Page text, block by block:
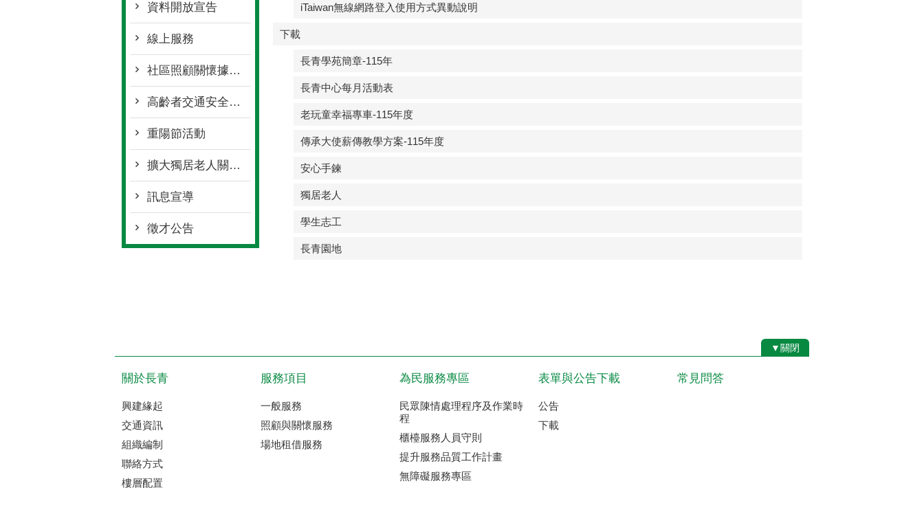
資料開放宣告
線上服務
社區照顧關懷據點專區
高齡者交通安全專區
重陽節活動
擴大獨居老人關懷服務專區
訊息宣導
徵才公告
iTaiwan無線網路登入使用方式異動說明
下載
長青學苑簡章-115年
長青中心每月活動表
老玩童幸福專車-115年度
傳承大使薪傳教學方案-115年度
安心手鍊
獨居老人
學生志工
長青園地
▼關閉
關於長青
興建緣起
交通資訊
組織編制
聯絡方式
樓層配置
服務項目
一般服務
照顧與關懷服務
場地租借服務
為民服務專區
民眾陳情處理程序及作業時
程
櫃檯服務人員守則
提升服務品質工作計畫
無障礙服務專區
表單與公告下載
公告
下載
常見問答